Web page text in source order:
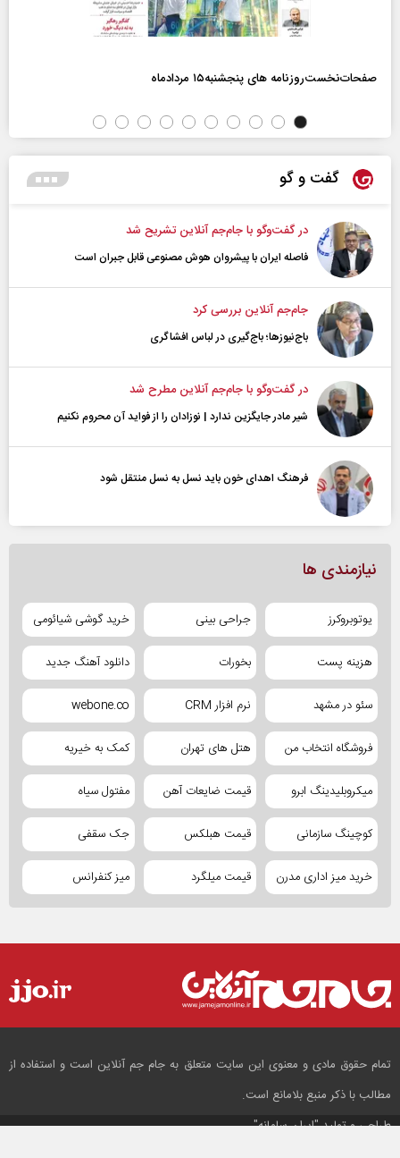
صفحات‌نخست‌روزنامه ها‌ی پنجشنبه‌۱۵ مردادماه
گفت و گو
در گفت‌و‌گو با جام‌جم آنلاین تشریح شد
فاصله ایران با پیشرو‌ان هوش مصنوعی قابل جبران است
جام‌جم آنلاین بررسی کرد
باج‌نیوزها؛ باج‌گیری در لباس افشاگری
در گفت‌و‌گو با جام‌جم آنلاین مطرح شد
شیر مادر جایگزین ندارد | نوزادان را از فواید آن محروم نکنیم
فرهنگ اهدای خون باید نسل به نسل منتقل شود
نیازمندی ها
یوتوبروکرز جراحی بینی خرید گوشی شیائومی
هزینه پست بخورات دانلود آهنگ جدید
سئو در مشهد نرم افزار CRM webone.co
فروشگاه انتخاب من هتل های تهران کمک به خیریه
میکروبلیدینگ ابرو قیمت ضایعات آهن مفتول سیاه
کوچینگ سازمانی قیمت هبلکس جک سقفی
خرید میز اداری مدرن قیمت میلگرد میز کنفرانس
تمام حقوق مادی و معنوی این سایت متعلق به جام جم آنلاین است و استفاده از
مطالب با ذکر منبع بلامانع است.
طراحی و تولید"ایران سامانه"